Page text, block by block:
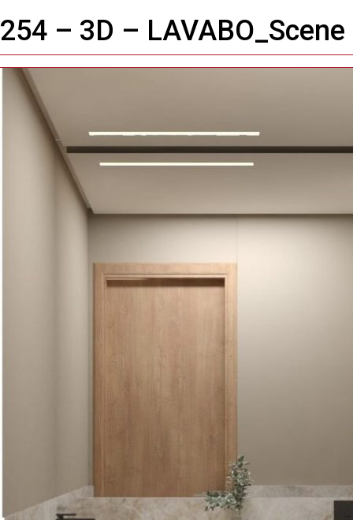
Toggle
navigation
Próxima imagem
254 – 3D – LAVABO_Scene